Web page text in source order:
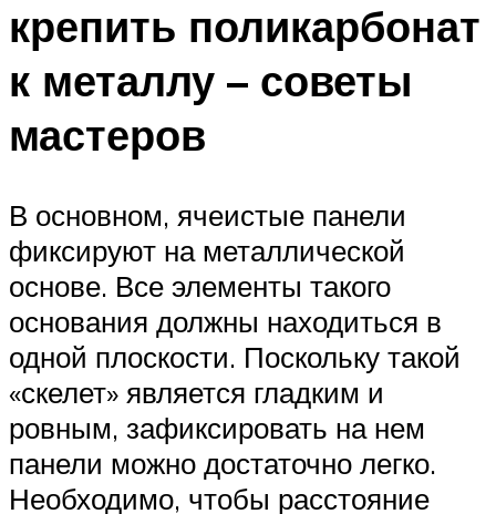
крепить поликарбонат
к металлу – советы
мастеров
В основном, ячеистые панели
фиксируют на металлической
основе. Все элементы такого
основания должны находиться в
одной плоскости. Поскольку такой
«скелет» является гладким и
ровным, зафиксировать на нем
панели можно достаточно легко.
Необходимо, чтобы расстояние